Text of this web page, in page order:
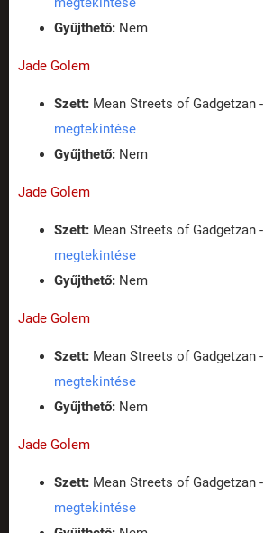
Gyűjthető: Nem
Jade Golem
Szett: Mean Streets of Gadgetzan -
megtekintése
Gyűjthető: Nem
Jade Golem
Szett: Mean Streets of Gadgetzan -
megtekintése
Gyűjthető: Nem
Jade Golem
Szett: Mean Streets of Gadgetzan -
megtekintése
Gyűjthető: Nem
Jade Golem
Szett: Mean Streets of Gadgetzan -
megtekintése